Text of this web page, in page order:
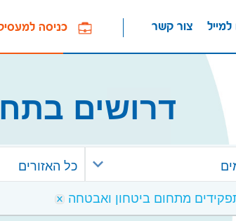
כניסה למעסיקים צור קשר
דרושים
כל האזורים